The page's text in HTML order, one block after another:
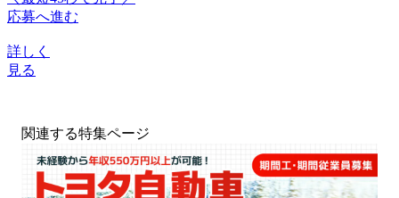
応募へ進む
詳しく
見る
関連する特集ページ